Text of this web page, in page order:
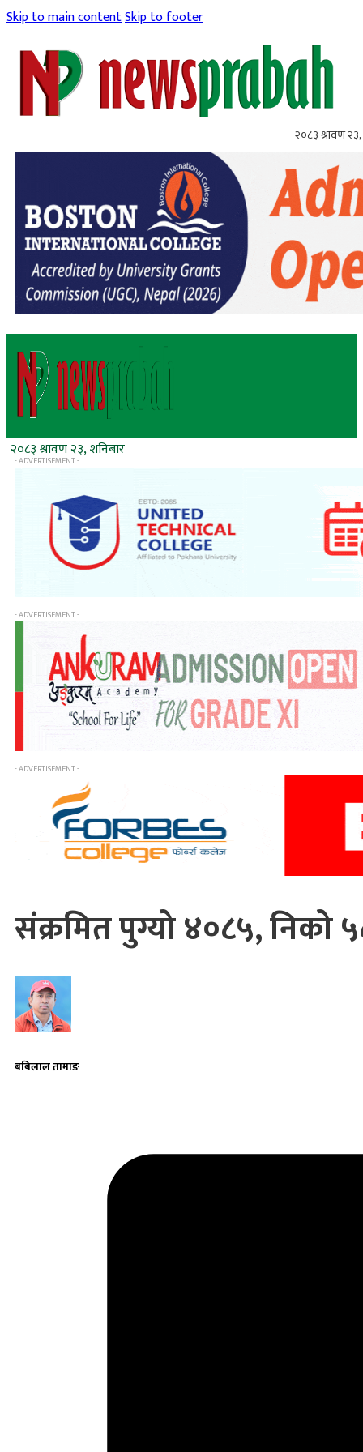
Skip to main contentSkip to footer
२०८३ श्रावण २३,
२०८३ श्रावण २३, शनिबार
- ADVERTISEMENT -
- ADVERTISEMENT -
- ADVERTISEMENT -
संक्रमित पुग्यो ४०८५, निको
बबिलाल तामाङ